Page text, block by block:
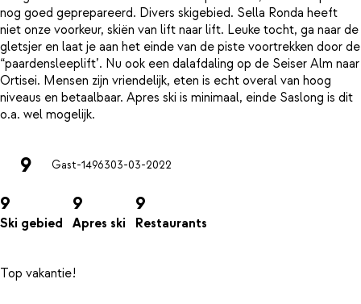
nog goed geprepareerd. Divers skigebied. Sella Ronda heeft
niet onze voorkeur, skiën van lift naar lift. Leuke tocht, ga naar de
gletsjer en laat je aan het einde van de piste voortrekken door de
“paardensleeplift’. Nu ook een dalafdaling op de Seiser Alm naar
Ortisei. Mensen zijn vriendelijk, eten is echt overal van hoog
niveaus en betaalbaar. Apres ski is minimaal, einde Saslong is dit
9 Gast-1496303-03-2022
9
Ski gebied
9
Apres ski
9
Restaurants